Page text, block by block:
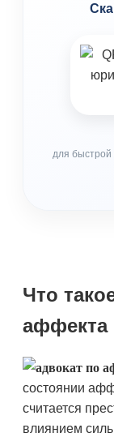
для быстрой
Что
аффекта
состоянии
считается
влиянием